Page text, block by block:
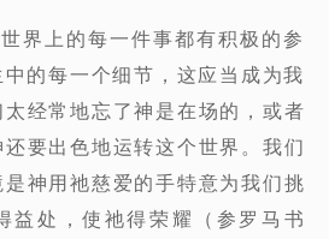
界上的每一件事都有积极的参
的每一个细节，这应当成为我
经常地忘了神是在场的，或者
要出色地运转这个世界。我们
神用祂慈爱的手特意为我们挑
益处，使祂得荣耀（参罗马书